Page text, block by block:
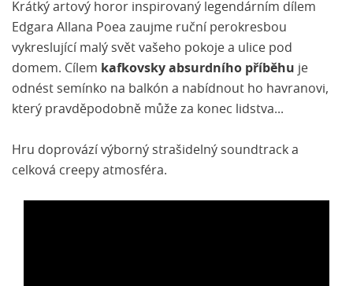
Krátký artový horor inspirovaný legendárním dílem
Edgara Allana Poea zaujme ruční perokresbou
vykreslující malý svět vašeho pokoje a ulice pod
domem. Cílem kafkovsky absurdního příběhu je
odnést semínko na balkón a nabídnout ho havranovi,
který pravděpodobně může za konec lidstva...
Hru doprovází výborný strašidelný soundtrack a
celková creepy atmosféra.